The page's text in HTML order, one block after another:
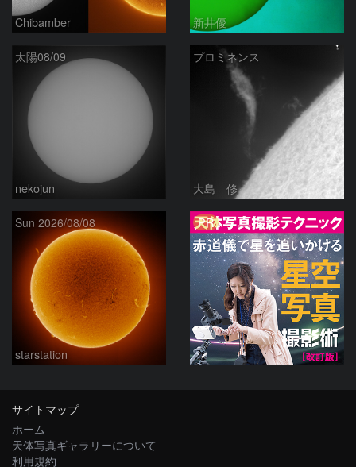
Chibamber 新井優
太陽08/09
nekojun
プロミネンス
大島 修
Sun 2026/08/08
starstation
PR
サイトマップ
ホーム
天体写真ギャラリーについて
利用規約